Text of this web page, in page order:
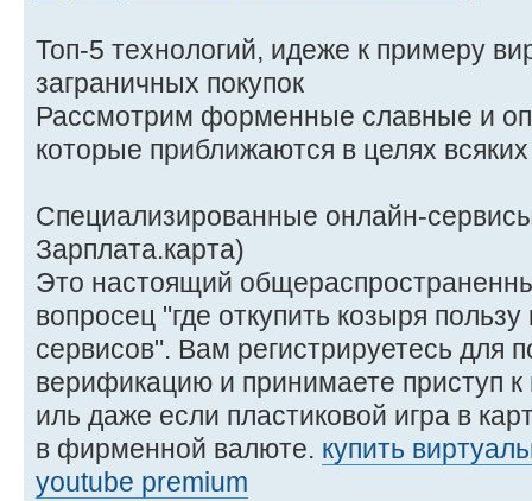
Топ-5 технологий, идеже к примеру
заграничных покупок
Рассмотрим форменные славные и
которые приближаются в целях
Специализированные онлайн-
Зарплата.карта)
Это настоящий
вопросец "где откупить козыря
сервисов". Вам регистрируетесь для
верификацию и принимаете приступ
иль даже если пластиковой игра в
в фирменной валюте. купить
youtube premium